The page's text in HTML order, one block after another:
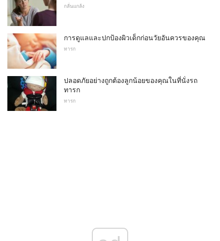
กลั่นแกล้ง
การดูแลและปกป้องผิวเด็กก่อนวัยอันควรของคุณ
ทารก
ปลอดภัยอย่างถูกต้องลูกน้อยของคุณในที่นั่งรถ
ทารก
ทารก